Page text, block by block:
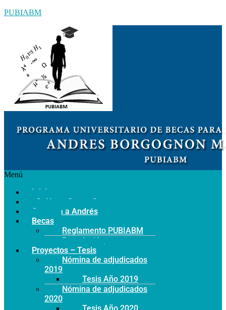
PUBIABM
Menú
Inicio
¿Quiénes Somos?
Conozca a Andrés
Becas
Reglamento PUBIABM
Postulación
Proyectos – Tesis
Nómina de adjudicados
2019
Tesis Año 2019
Nómina de adjudicados
2020